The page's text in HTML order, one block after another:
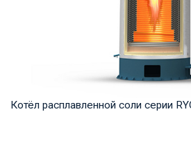
Котёл расплавленной соли серии